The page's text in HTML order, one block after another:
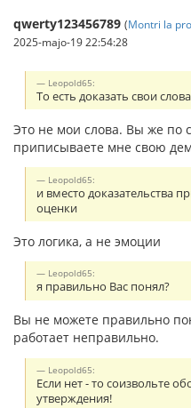
qwerty123456789 (Montri la
2025-majo-19 22:54:28
Leopold65:
То есть доказать свои
Это не мои слова. Вы же по
приписываете мне свою
Leopold65:
и вместо доказательства
оценки
Это логика, а не эмоции
Leopold65:
я правильно Вас понял?
Вы не можете правильно
работает неправильно.
Leopold65:
Если нет - то соизвольте
утверждения!